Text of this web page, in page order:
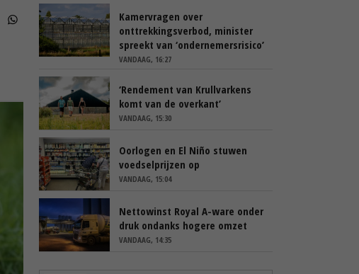
Kamervragen over
onttrekkingsverbod, minister
spreekt van ‘ondernemersrisico’
VANDAAG, 16:27
‘Rendement van Krullvarkens
komt van de overkant’
VANDAAG, 15:30
Oorlogen en El Niño stuwen
voedselprijzen op
VANDAAG, 15:04
Nettowinst Royal A-ware onder
druk ondanks hogere omzet
VANDAAG, 14:35